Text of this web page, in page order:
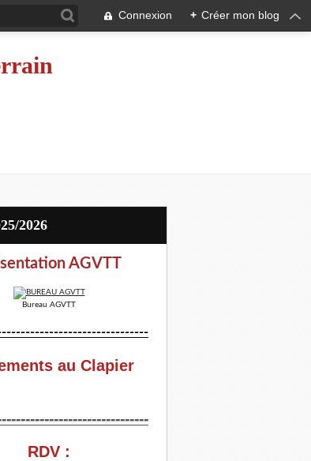
Connexion + Créer mon blog
2026
AGVTT
Bureau AGVTT
au Clapier
RDV :